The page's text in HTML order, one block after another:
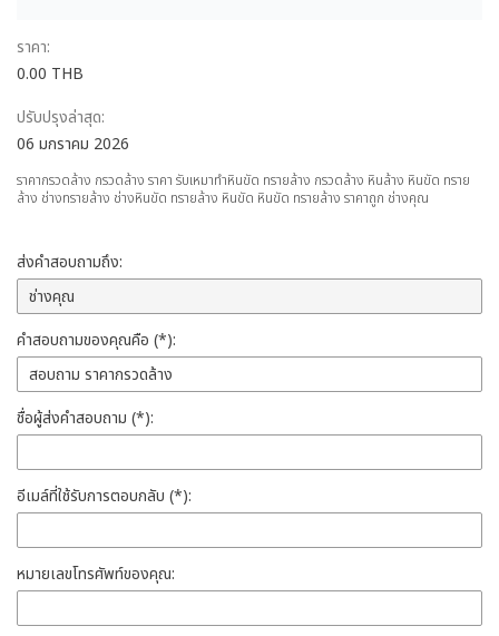
ราคา:
0.00 THB
ปรับปรุงล่าสุด:
06 มกราคม 2026
ราคากรวดล้าง กรวดล้าง ราคา รับเหมาทำหินขัด ทรายล้าง กรวดล้าง หินล้าง หินขัด ทราย
ล้าง ช่างทรายล้าง ช่างหินขัด ทรายล้าง หินขัด หินขัด ทรายล้าง ราคาถูก ช่างคุณ
ส่งคำสอบถามถึง:
คำสอบถามของคุณคือ (*):
ชื่อผู้ส่งคำสอบถาม (*):
อีเมล์ที่ใช้รับการตอบกลับ (*):
หมายเลขโทรศัพท์ของคุณ: